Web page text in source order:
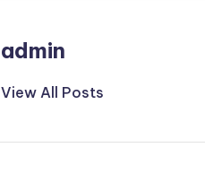
admin
View All Posts